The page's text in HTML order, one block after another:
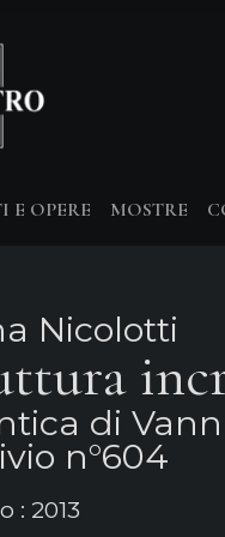
E OPERE MOSTRE
Nicolotti
di
n°604
: 2013